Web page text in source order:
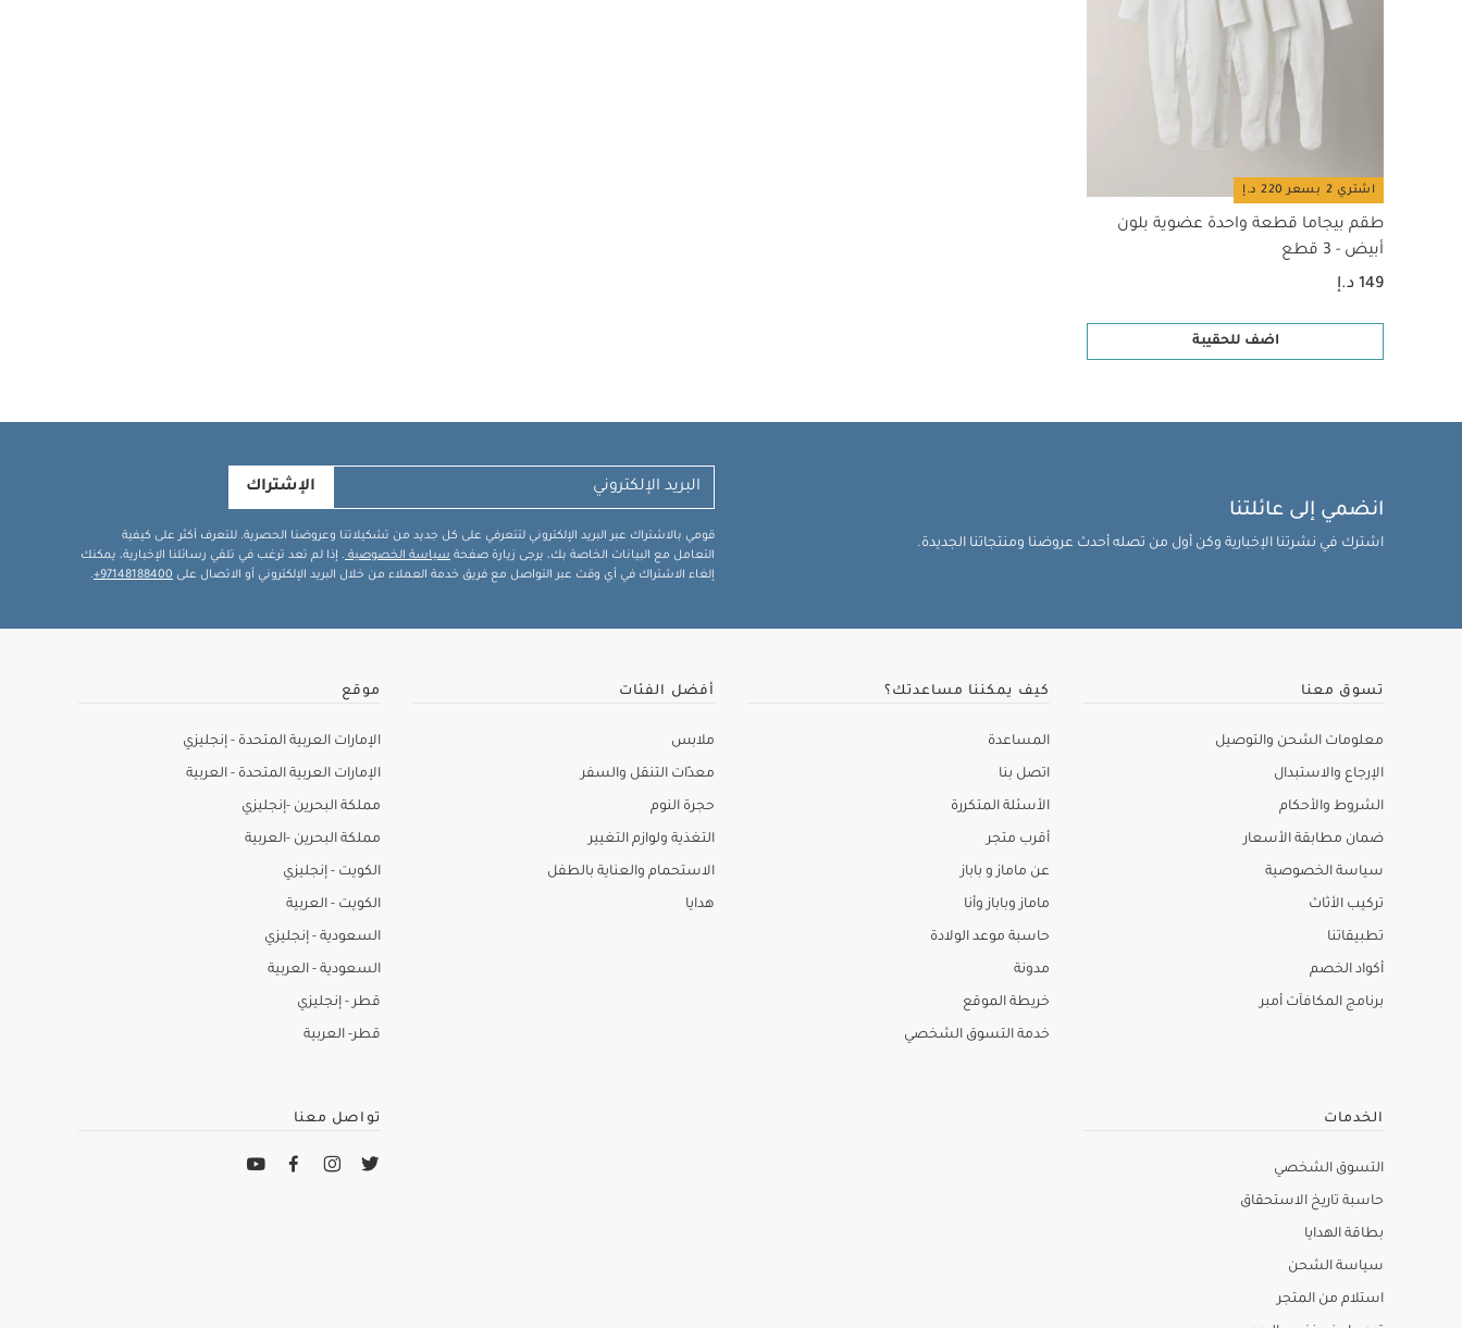
اشتري 2 بسعر 220 د.إ
طقم بيجاما قطعة واحدة عضوية بلون
أبيض - 3 قطع
149 د.إ
اضف للحقيبة
انضمي إلى عائلتنا
اشترك في نشرتنا الإخبارية وكن أول من تصله أحدث عروضنا ومنتجاتنا الجديدة.
الإشتراك
قومي بالاشتراك عبر البريد الإلكتروني لتتعرفي على كل جديد من تشكيلاتنا وعروضنا الحصرية. للتعرف أكثر على كيفية
التعامل مع البيانات الخاصة بك، يرجى زيارة صفحة سياسة الخصوصية . إذا لم تعد ترغب في تلقي رسائلنا الإخبارية، يمكنك
إلغاء الاشتراك في أي وقت عبر التواصل مع فريق خدمة العملاء من خلال البريد الإلكتروني أو الاتصال على 97148188400+
.
تسوق معنا
معلومات الشحن والتوصيل
الإرجاع والاستبدال
الشروط والأحكام
ضمان مطابقة الأسعار
سياسة الخصوصية
تركيب الأثاث
تطبيقاتنا
أكواد الخصم
برنامج المكافآت أمبر
كيف يمكننا مساعدتك؟
المساعدة
اتصل بنا
الأسئلة المتكررة
أقرب متجر
عن ماماز و باباز
ماماز وباباز وأنا
حاسبة موعد الولادة
مدونة
خريطة الموقع
خدمة التسوق الشخصي
أفضل الفئات
ملابس
معدّات التنقل والسفر
حجرة النوم
التغذية ولوازم التغيير
الاستحمام والعناية بالطفل
هدايا
موقع
الإمارات العربية المتحدة - إنجليزي
الإمارات العربية المتحدة - العربية
مملكة البحرين -إنجليزي
مملكة البحرين -العربية
الكويت - إنجليزي
الكويت - العربية
السعودية - إنجليزي
السعودية - العربية
قطر - إنجليزي
قطر- العربية
الخدمات
التسوق الشخصي
حاسبة تاريخ الاستحقاق
بطاقة الهدايا
سياسة الشحن
استلام من المتجر
تواصل معنا